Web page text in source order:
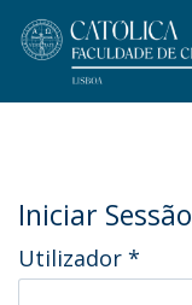
Iniciar Sessão
Utilizador *